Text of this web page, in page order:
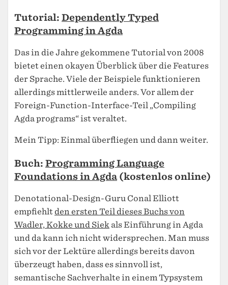
Tutorial: Dependently Typed
Programming in Agda
Das in die Jahre gekommene Tutorial von 2008
bietet einen okayen Überblick über die Features
der Sprache. Viele der Beispiele funktionieren
allerdings mittlerweile anders. Vor allem der
Foreign-Function-Interface-Teil „Compiling
Agda programs“ ist veraltet.
Mein Tipp: Einmal überfliegen und dann weiter.
Buch: Programming Language
Foundations in Agda(kostenlos online)
Denotational-Design-Guru Conal Elliott
empfiehlt den ersten Teil dieses Buchs von
Wadler, Kokke und Siek als Einführung in Agda
und da kann ich nicht widersprechen. Man muss
sich vor der Lektüre allerdings bereits davon
überzeugt haben, dass es sinnvoll ist,
semantische Sachverhalte in einem Typsystem